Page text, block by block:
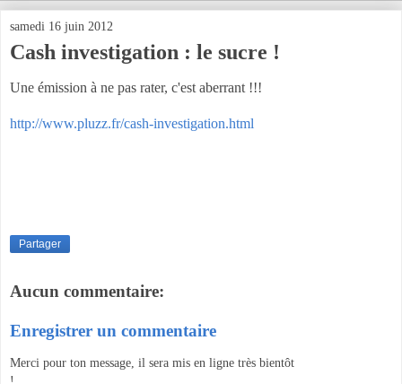
samedi 16 juin 2012
Cash investigation : le sucre !
Une émission à ne pas rater, c'est aberrant !!!
http://www.pluzz.fr/cash-investigation.html
Partager
Aucun commentaire:
Enregistrer un commentaire
Merci pour ton message, il sera mis en ligne très bientôt
!